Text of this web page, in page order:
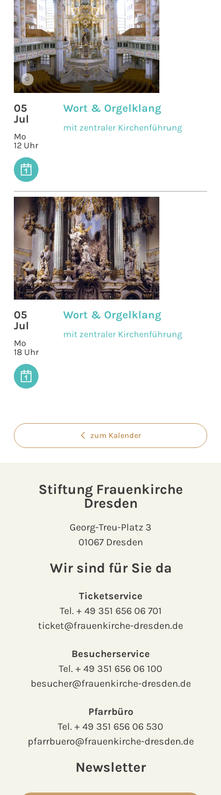
©
05
Jul
Mo
12 Uhr
Wort & Orgelklang
mit zentraler Kirchenführung
05
Jul
Mo
18 Uhr
Wort & Orgelklang
mit zentraler Kirchenführung
zum Kalender
Stiftung Frauenkirche
Dresden
Georg-Treu-Platz 3
01067 Dresden
Wir sind für Sie da
Ticketservice
Tel. + 49 351 656 06 701
ticket@frauenkirche-dresden.de
Besucherservice
Tel. + 49 351 656 06 100
besucher@frauenkirche-dresden.de
Pfarrbüro
Tel. + 49 351 656 06 530
pfarrbuero@frauenkirche-dresden.de
Newsletter